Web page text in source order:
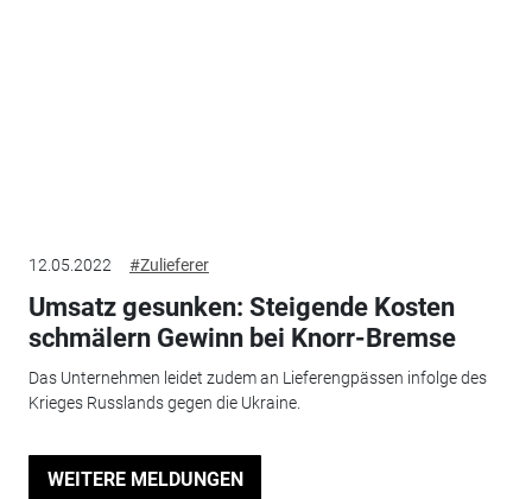
12.05.2022 #Zulieferer
Umsatz gesunken: Steigende Kosten
schmälern Gewinn bei Knorr-Bremse
Das Unternehmen leidet zudem an Lieferengpässen infolge des
Krieges Russlands gegen die Ukraine.
WEITERE MELDUNGEN